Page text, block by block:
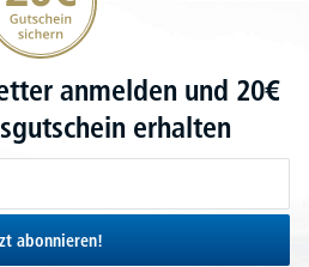
anmelden und 20€
erhalten
abonnieren!